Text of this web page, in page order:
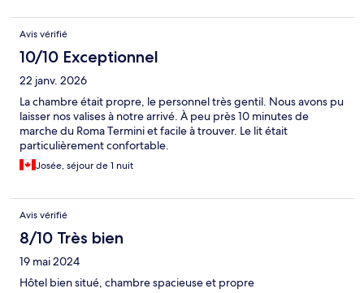
Avis vérifié
10/10 Exceptionnel
22 janv. 2026
La chambre était propre, le personnel très gentil. Nous avons pu
laisser nos valises à notre arrivé. À peu près 10 minutes de
marche du Roma Termini et facile à trouver. Le lit était
particulièrement confortable.
Josée, séjour de 1 nuit
Avis vérifié
8/10 Très bien
19 mai 2024
Hôtel bien situé, chambre spacieuse et propre